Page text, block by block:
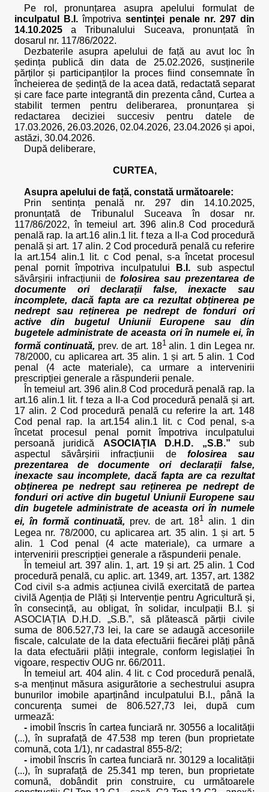
Pe rol, pronunțarea asupra apelului formulat de
inculpatul B.I. împotrivasentinței penale nr. 297 din
14.10.2025 a Tribunalului Suceava, pronunțată în
dosarul nr. 117/86/2022.
Dezbaterile asupra apelului de față au avut loc în
ședința publică din data de 25.02.2026, susținerile
părților și participanților la proces fiind consemnate în
încheierea de ședință de la acea dată, redactată separat
și care face parte integrantă din prezenta când, Curtea a
stabilit termen pentru deliberarea, pronunțarea și
redactarea deciziei succesiv pentru datele de
17.03.2026, 26.03.2026, 02.04.2026, 23.04.2026 și apoi,
astăzi, 30.04.2026.
După deliberare,
CURTEA,
Asupra apelului de față, constată următoarele:
Prin sentința penală nr. 297 din 14.10.2025,
pronunțată de Tribunalul Suceava în dosar nr.
117/86/2022, în temeiul art. 396 alin.8 Cod procedură
penală rap. la art.16 alin.1 lit. f teza a II-a Cod procedură
penală și art. 17 alin. 2 Cod procedură penală cu referire
la art.154 alin.1 lit. c Cod penal, s-a încetat procesul
penal pornit împotriva inculpatului
B.I. sub aspectul
săvârșirii infracțiunii de folosirea sau prezentarea de
documente ori declarații false, inexacte sau
incomplete, dacă fapta are ca rezultat obținerea pe
nedrept sau reținerea pe nedrept de fonduri ori
active din bugetul Uniunii Europene sau din
bugetele administrate de aceasta ori în numele ei, în
formă continuată, prev. de art. 181alin. 1 din Legea nr.
78/2000, cu aplicarea art. 35 alin. 1 și art. 5 alin. 1 Cod
penal (4 acte materiale), ca urmare a intervenirii
prescripției generale a răspunderii penale.
În temeiul art. 396 alin.8 Cod procedură penală rap. la
art.16 alin.1 lit. f teza a II-a Cod procedură penală și art.
17 alin. 2 Cod procedură penală cu referire la art. 148
Cod penal rap. la art.154 alin.1 lit. c Cod penal, s-a
încetat procesul penal pornit împotriva inculpatului
persoană juridică ASOCIAȚIA D.H.D. „S.B.” sub
aspectul săvârșirii infracțiunii de folosirea sau
prezentarea de documente ori declarații false,
inexacte sau incomplete, dacă fapta are ca rezultat
obținerea pe nedrept sau reținerea pe nedrept de
fonduri ori active din bugetul Uniunii Europene sau
din bugetele administrate de aceasta ori în numele
ei, în formă continuată, prev. de art. 181 alin. 1 din
Legea nr. 78/2000, cu aplicarea art. 35 alin. 1 și art. 5
alin. 1 Cod penal (4 acte materiale), ca urmare a
intervenirii prescripției generale a răspunderii penale.
În temeiul art. 397 alin. 1, art. 19 și art. 25 alin. 1 Cod
procedură penală, cu aplic. art. 1349, art. 1357, art. 1382
Cod civil s-a admis acțiunea civilă exercitată de partea
civilă Agenția de Plăți și Intervenție pentru Agricultură și,
în consecință, au obligat, în solidar, inculpații B.I. și
ASOCIAȚIA D.H.D. „S.B.”, să plătească părții civile
suma de 806.527,73 lei, la care se adaugă accesoriile
fiscale, calculate de la data efectuării fiecărei plăți până
la data efectuării plății integrale, conform legislației în
vigoare, respectiv OUG nr. 66/2011.
În temeiul art. 404 alin. 4 lit. c Cod procedură penală,
s-a menținut măsura asigurătorie a sechestrului asupra
bunurilor imobile aparținând inculpatului B.I., până la
concurența sumei de 806.527,73 lei, după cum
urmează:
- imobil înscris în cartea funciară nr. 30556 a localității
(...), în suprafață de 47.538 mp teren (bun proprietate
comună, cota 1/1), nr cadastral 855-8/2;
- imobil înscris în cartea funciară nr. 30129 a localității
(...), în suprafață de 25.341 mp teren, bun proprietate
comună, dobândit prin construire, cu următoarele